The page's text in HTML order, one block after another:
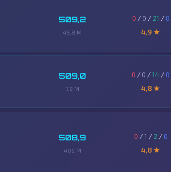
509,2
45,8 M
0 / 0 / 21 /0
4,9 ★
509,0
7,9 M
0 / 0 /14 /0
4,8 ★
508,9
406 M
0 /1 / 2 /0
4,8 ★